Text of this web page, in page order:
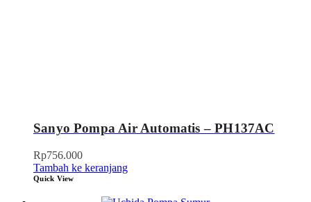
Sanyo Pompa Air Automatis – PH137AC
Rp756.000
Tambah ke keranjang
Quick View